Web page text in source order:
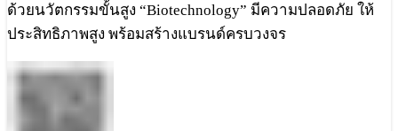
ด้วยนวัตกรรมขั้นสูง “Biotechnology” มีความปลอดภัย ให้
ประสิทธิภาพสูง พร้อมสร้างแบรนด์ครบวงจร